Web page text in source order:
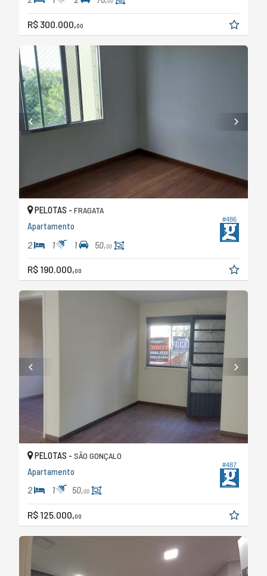
R$ 300.000,00
#486
PELOTAS - FRAGATA
Apartamento
2 1 1 50,00
R$ 190.000,00
#487
PELOTAS - SÃO GONÇALO
Apartamento
2 1 50,00
R$ 125.000,00